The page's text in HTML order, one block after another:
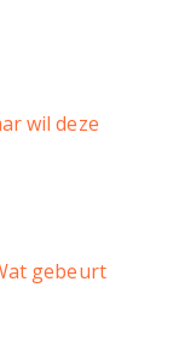
wil deze
gebeurt